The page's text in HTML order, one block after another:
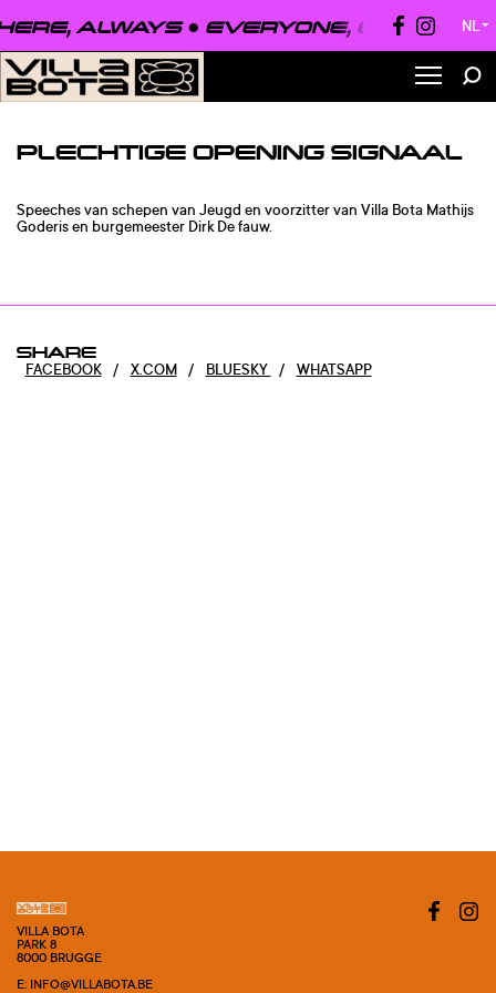
ALWAYS ● EVERYONE, NL ▼
PLECHTIGE OPENING SIGNAAL
Speeches van schepen van Jeugd en voorzitter van Villa Bota Mathijs
Goderis en burgemeester Dirk De fauw.
SHARE
FACEBOOK / X.COM / BLUESKY / WHATSAPP
VILLA BOTA
PARK 8
8000 BRUGGE
E: INFO@VILLABOTA.BE